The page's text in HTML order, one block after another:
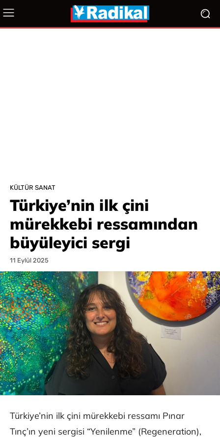
KÜLTÜR SANAT
Türkiye’nin ilk çini
mürekkebi ressamından
büyüleyici sergi
11 Eylül 2025
Türkiye’nin ilk çini mürekkebi ressamı Pınar
Tınç’ın yeni sergisi “Yenilenme” (Regeneration),